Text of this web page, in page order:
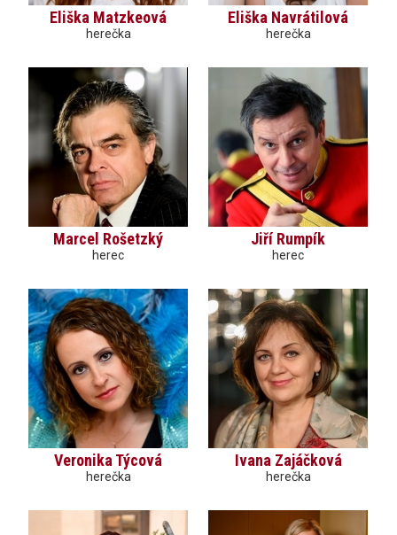
Eliška Matzkeová
herečka
Eliška Navrátilová
herečka
Marcel Rošetzký
herec
Jiří Rumpík
herec
Veronika Týcová
herečka
Ivana Zajáčková
herečka